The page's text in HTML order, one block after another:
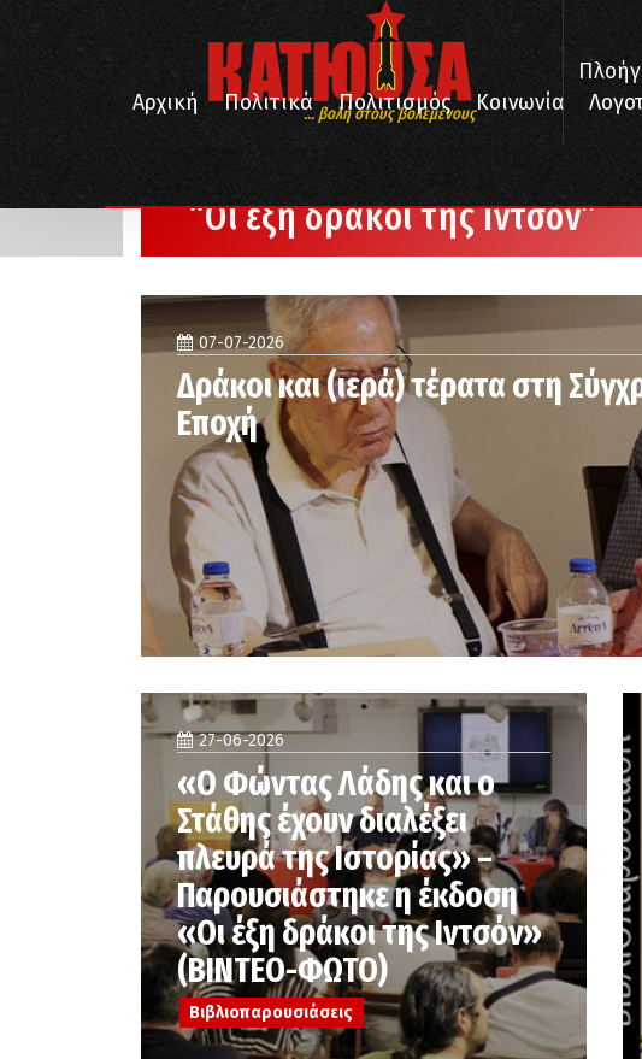
... βολή στους βολεμένους
Αρχική
Πολιτικά Πολιτισμός Κοινωνία
"Οι έξη δράκοι της Ιντσόν"
“Οι έξη δράκοι της Ιντσόν”
07-07-2026
Δράκοι και (ιερά) τέρατα στη
Εποχή
27-06-2026
«Ο Φώντας Λάδης και ο
Στάθης έχουν διαλέξει
πλευρά της Ιστορίας» –
Παρουσιάστηκε η έκδοση
«Οι έξη δράκοι της Ιντσόν»
(ΒΙΝΤΕΟ-ΦΩΤΟ)
Βιβλιοπαρουσιάσεις